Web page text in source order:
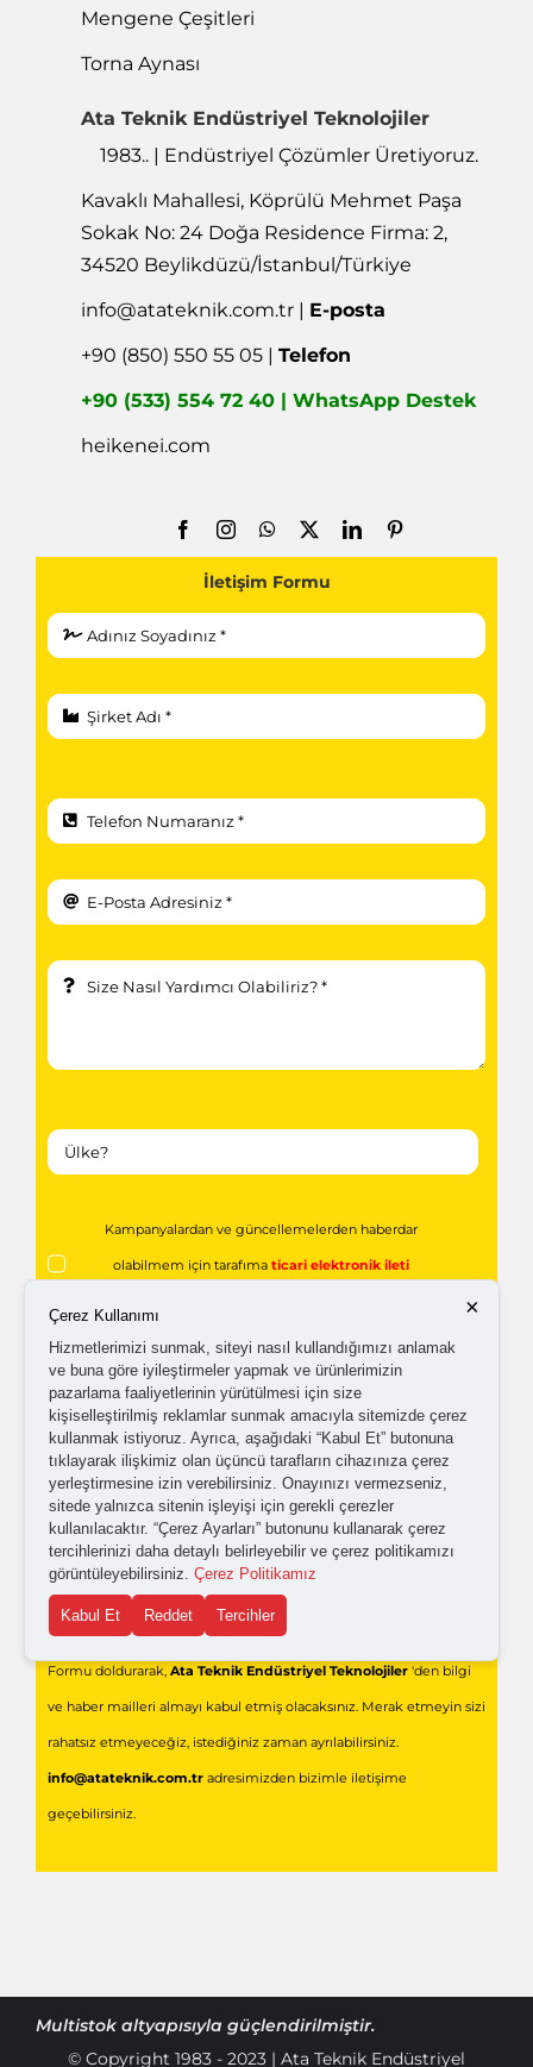
Mengene Çeşitleri
Torna Aynası
Ata Teknik Endüstriyel Teknolojiler
1983.. | Endüstriyel Çözümler Üretiyoruz.
Kavaklı Mahallesi, Köprülü Mehmet Paşa
Sokak No: 24 Doğa Residence Firma: 2,
34520 Beylikdüzü/İstanbul/Türkiye
info@atateknik.com.tr | E-posta
+90 (850) 550 55 05 |Telefon
+90 (533) 554 72 40 | WhatsApp Destek
heikenei.com
İletişim Formu
Kampanyalardan ve güncellemelerden haberdar
olabilmem için tarafımaticari elektronik ileti
Kişisel verilerimin işlenmesine yönelikaydınlatma ve
açık rıza metni 'ni okudum, onaylıyorum.
Gönder
Formu doldurarak, Ata Teknik Endüstriyel Teknolojiler'den bilgi
ve haber mailleri almayı kabul etmiş olacaksınız. Merak etmeyin sizi
rahatsız etmeyeceğiz, istediğiniz zaman ayrılabilirsiniz.
info@atateknik.com.tradresimizden bizimle iletişime
geçebilirsiniz.
Multistok altyapısıyla güçlendirilmiştir.
© Copyright 1983 - 2023 | Ata Teknik Endüstriyel
×
Çerez Kullanımı
Hizmetlerimizi sunmak, siteyi nasıl kullandığımızı anlamak
ve buna göre iyileştirmeler yapmak ve ürünlerimizin
pazarlama faaliyetlerinin yürütülmesi için size
kişiselleştirilmiş reklamlar sunmak amacıyla sitemizde çerez
kullanmak istiyoruz. Ayrıca, aşağıdaki “Kabul Et” butonuna
tıklayarak ilişkimiz olan üçüncü tarafların cihazınıza çerez
yerleştirmesine izin verebilirsiniz. Onayınızı vermezseniz,
sitede yalnızca sitenin işleyişi için gerekli çerezler
kullanılacaktır. “Çerez Ayarları” butonunu kullanarak çerez
tercihlerinizi daha detaylı belirleyebilir ve çerez politikamızı
görüntüleyebilirsiniz. Çerez Politikamız
Kabul Et Reddet Tercihler